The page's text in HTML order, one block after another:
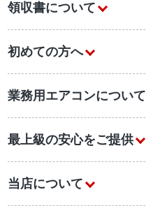
領収書について
初めての方へ
業務用エアコンについて
最上級の安心をご提供
当店について